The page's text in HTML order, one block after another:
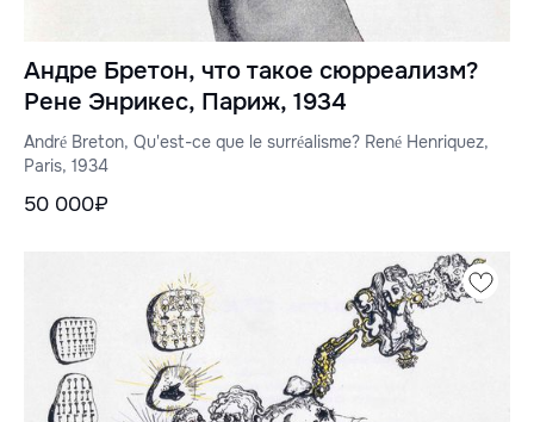
Андре Бретон, что такое сюрреализм?
Рене Энрикес, Париж, 1934
André Breton, Qu'est-ce que le surréalisme? René Henriquez,
Paris, 1934
50 000₽